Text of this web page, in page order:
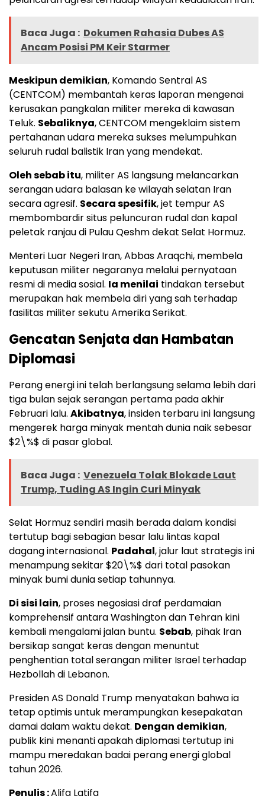
Baca Juga : Dokumen Rahasia Dubes AS
Ancam Posisi PM Keir Starmer
Meskipun demikian, Komando Sentral AS
(CENTCOM) membantah keras laporan mengenai
kerusakan pangkalan militer mereka di kawasan
Teluk. Sebaliknya, CENTCOM mengeklaim sistem
pertahanan udara mereka sukses melumpuhkan
seluruh rudal balistik Iran yang mendekat.
Oleh sebab itu, militer AS langsung melancarkan
serangan udara balasan ke wilayah selatan Iran
secara agresif. Secara spesifik, jet tempur AS
membombardir situs peluncuran rudal dan kapal
peletak ranjau di Pulau Qeshm dekat Selat Hormuz.
Menteri Luar Negeri Iran, Abbas Araqchi, membela
keputusan militer negaranya melalui pernyataan
resmi di media sosial. Ia menilai tindakan tersebut
merupakan hak membela diri yang sah terhadap
fasilitas militer sekutu Amerika Serikat.
Gencatan Senjata dan Hambatan
Diplomasi
Perang energi ini telah berlangsung selama lebih dari
tiga bulan sejak serangan pertama pada akhir
Februari lalu. Akibatnya, insiden terbaru ini langsung
mengerek harga minyak mentah dunia naik sebesar
$2\%$ di pasar global.
Baca Juga : Venezuela Tolak Blokade Laut
Trump, Tuding AS Ingin Curi Minyak
Selat Hormuz sendiri masih berada dalam kondisi
tertutup bagi sebagian besar lalu lintas kapal
dagang internasional. Padahal, jalur laut strategis ini
menampung sekitar $20\%$ dari total pasokan
minyak bumi dunia setiap tahunnya.
Di sisi lain, proses negosiasi draf perdamaian
komprehensif antara Washington dan Tehran kini
kembali mengalami jalan buntu. Sebab, pihak Iran
bersikap sangat keras dengan menuntut
penghentian total serangan militer Israel terhadap
Hezbollah di Lebanon.
Presiden AS Donald Trump menyatakan bahwa ia
tetap optimis untuk merampungkan kesepakatan
damai dalam waktu dekat. Dengan demikian,
publik kini menanti apakah diplomasi tertutup ini
mampu meredakan badai perang energi global
tahun 2026.
Penulis :Alifa Latifa